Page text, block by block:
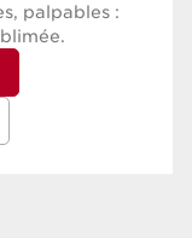
palpables :